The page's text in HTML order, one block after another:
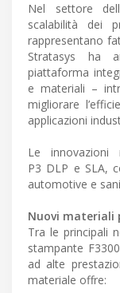
Nel settore
scalabilità dei
rappresentano
Stratasys ha
piattaforma
e materiali –
migliorare
applicazioni
Le innovazioni
P3 DLP e SLA,
automotive e
Nuovi materiali
Tra le principali
stampante
ad alte
materiale offre: